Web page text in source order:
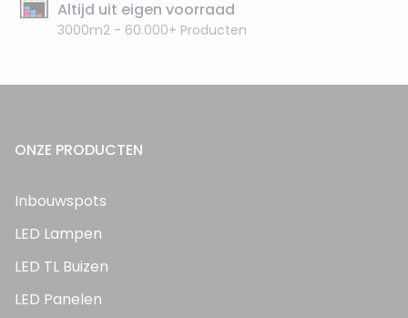
Altijd uit eigen voorraad
3000m2 - 60.000+ Producten
ONZE PRODUCTEN
Inbouwspots
LED Lampen
LED TL Buizen
LED Panelen